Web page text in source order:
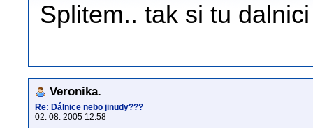
Splitem.. tak si tu
Veronika.
Re: Dálnice nebo jinudy???
02. 08. 2005 12:58